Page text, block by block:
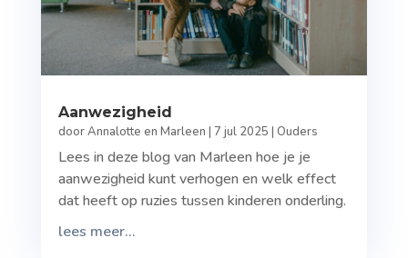
Aanwezigheid
doorAnnalotte en Marleen | 7 jul 2025 | Ouders
Lees in deze blog van Marleen hoe je je
aanwezigheid kunt verhogen en welk effect
dat heeft op ruzies tussen kinderen onderling.
lees meer...